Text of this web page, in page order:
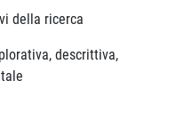
della ricerca
descrittiva,